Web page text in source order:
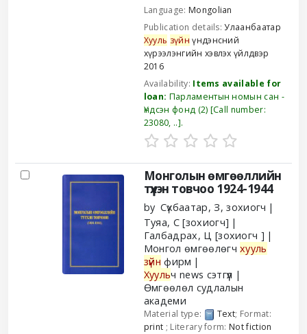
Language: Mongolian
Publication details:Улаанбаатар
Хууль зүйн үндэнсний
хүрээлэнгийн хэвлэх үйлдвэр
2016
Availability: Items available for
loan: Парламентын номын сан -
Үндсэн фонд (2) Call number:
23080, .. .
Монголын өмгөөллийн
түүхэн товчоо 1924-1944
by Сүхбаатар, З, зохиогч
Туяа, С[зохиогч]
Галбадрах, Ц [зохиогч ]
Монгол өмгөөлөгчхууль
зүйн фирм
Хуульч news сэтгүүл
Өмгөөлөл судлалын
академи
Material type: Text; Format:
print ; Literary form:Not fiction